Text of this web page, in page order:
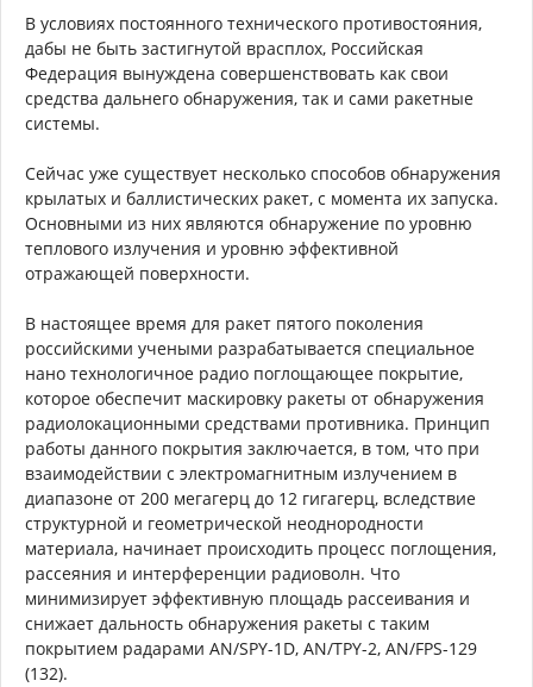
В условиях постоянного технического противостояния,
дабы не быть застигнутой врасплох, Российская
Федерация вынуждена совершенствовать как свои
средства дальнего обнаружения, так и сами ракетные
системы.
Сейчас уже существует несколько способов обнаружения
крылатых и баллистических ракет, с момента их запуска.
Основными из них являются обнаружение по уровню
теплового излучения и уровню эффективной
отражающей поверхности.
В настоящее время для ракет пятого поколения
российскими учеными разрабатывается специальное
нано технологичное радио поглощающее покрытие,
которое обеспечит маскировку ракеты от обнаружения
радиолокационными средствами противника. Принцип
работы данного покрытия заключается, в том, что при
взаимодействии с электромагнитным излучением в
диапазоне от 200 мегагерц до 12 гигагерц, вследствие
структурной и геометрической неоднородности
материала, начинает происходить процесс поглощения,
рассеяния и интерференции радиоволн. Что
минимизирует эффективную площадь рассеивания и
снижает дальность обнаружения ракеты с таким
покрытием радарами AN/SPY-1D, AN/TPY-2, AN/FPS-129
(132).